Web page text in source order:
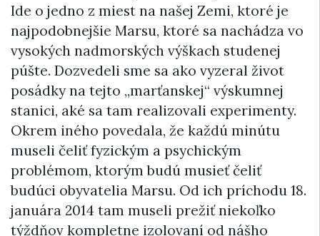
Ide o jedno z miest na našej Zemi, ktoré je
najpodobnejšie Marsu, ktoré sa nachádza vo
vysokých nadmorských výškach studenej
púšte. Dozvedeli sme sa ako vyzeral život
posádky na tejto „marťanskej“ výskumnej
stanici, aké sa tam realizovali experimenty.
Okrem iného povedala, že každú minútu
museli čeliť fyzickým a psychickým
problémom, ktorým budú musieť čeliť
budúci obyvatelia Marsu. Od ich príchodu 18.
januára 2014 tam museli prežiť niekoľko
týždňov kompletne izolovaní od nášho